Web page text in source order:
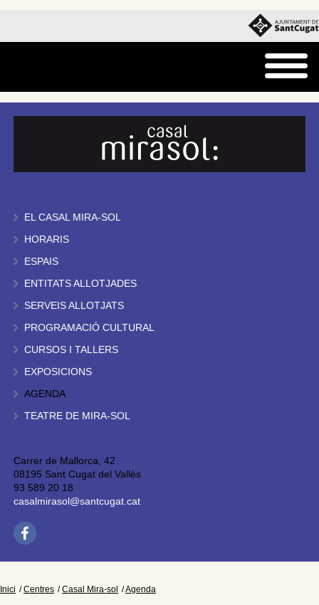
EL CASAL MIRA-SOL
HORARIS
ESPAIS
ENTITATS ALLOTJADES
SERVEIS ALLOTJATS
PROGRAMACIÓ CULTURAL
CURSOS I TALLERS
EXPOSICIONS
AGENDA
TEATRE DE MIRA-SOL
Carrer de Mallorca, 42
08195 Sant Cugat del Vallès
93 589 20 18
casalmirasol@santcugat.cat
Inici Centres Casal Mira-sol Agenda